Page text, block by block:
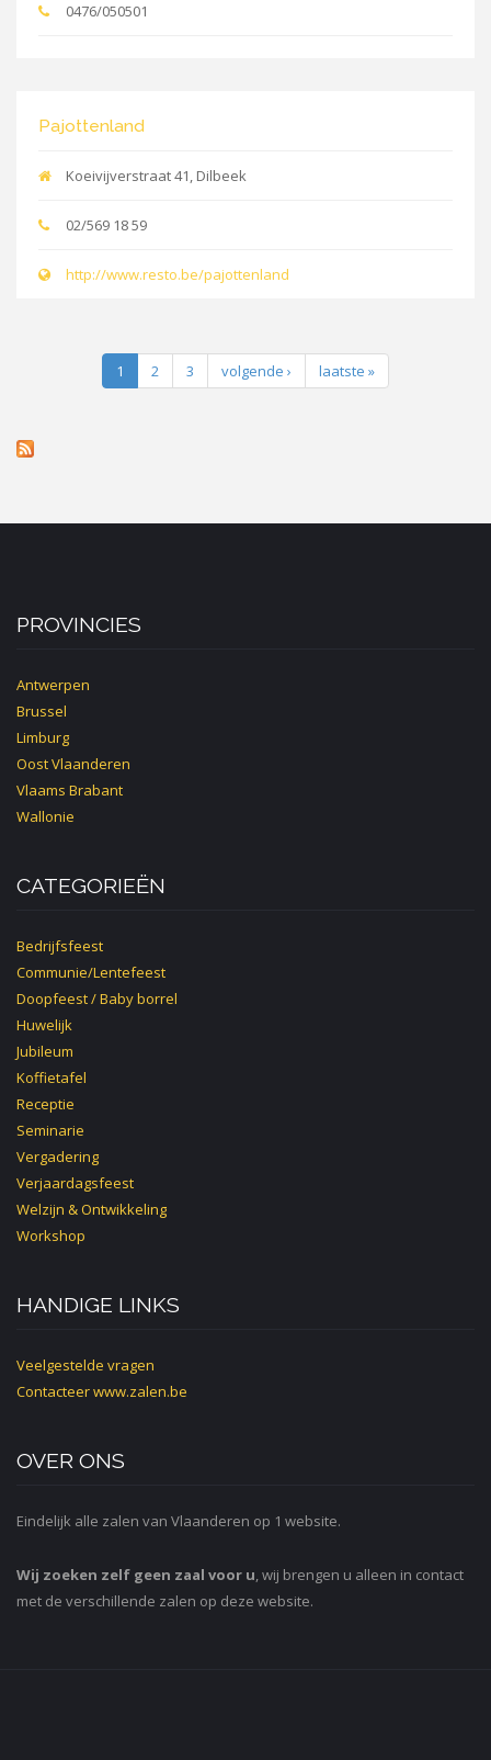
0476/050501
Pajottenland
Koeivijverstraat 41, Dilbeek
02/569 18 59
http://www.resto.be/pajottenland
1 2 3 volgende › laatste »
PROVINCIES
Antwerpen
Brussel
Limburg
Oost Vlaanderen
Vlaams Brabant
Wallonie
CATEGORIEËN
Bedrijfsfeest
Communie/Lentefeest
Doopfeest / Baby borrel
Huwelijk
Jubileum
Koffietafel
Receptie
Seminarie
Vergadering
Verjaardagsfeest
Welzijn & Ontwikkeling
Workshop
HANDIGE LINKS
Veelgestelde vragen
Contacteerwww.zalen.be
OVER ONS
Eindelijk alle zalen van Vlaanderen op 1 website.
Wij zoeken zelf geen zaal voor u, wij brengen u alleen in contact
met de verschillende zalen op deze website.